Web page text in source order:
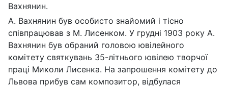
Вахнянин.
А. Вахнянин був особисто знайомий і тісно
співпрацював з М. Лисенком. У грудні 1903 року А.
Вахнянин був обраний головою ювілейного
комітету святкувань 35-літнього ювілею творчої
праці Миколи Лисенка. На запрошення комітету до
Львова прибув сам композитор, відбулася